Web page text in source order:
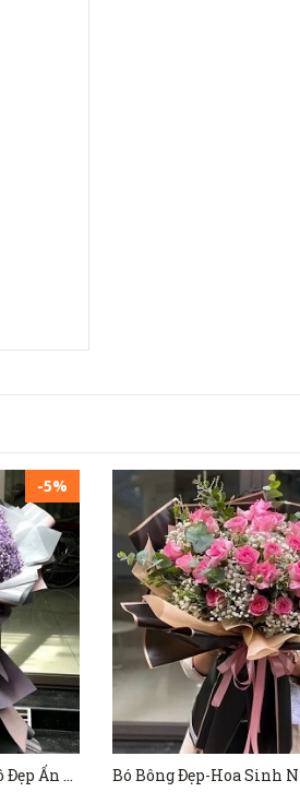
-5%
Bó Hoa Baby Tím Khổng Lồ Đẹp Ấn Tượng [Hoa Nhập Khẩu] - HB1137